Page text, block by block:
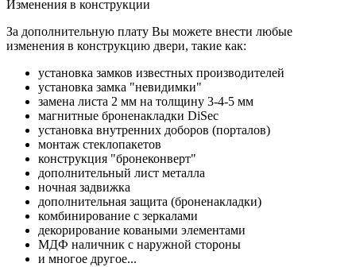
Изменения в конструкции
За дополнительную плату Вы можете внести любые
изменения в конструкцию двери, такие как:
установка замков известных производителей
установка замка "невидимки"
замена листа 2 мм на толщину 3-4-5 мм
магнитные броненакладки DiSec
установка внутренних доборов (порталов)
монтаж стеклопакетов
конструкция "бронеконверт"
дополнительный лист металла
ночная задвижка
дополнительная защита (броненакладки)
комбинирование с зеркалами
декорирование коваными элементами
МДФ наличник с наружной стороны
и многое другое...